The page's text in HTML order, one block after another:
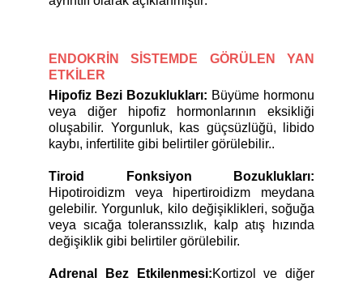
ENDOKRİN SİSTEMDE GÖRÜLEN YAN
ETKİLER
Hipofiz Bezi Bozuklukları: Büyüme hormonu
veya diğer hipofiz hormonlarının eksikliği
oluşabilir. Yorgunluk, kas güçsüzlüğü, libido
kaybı, infertilite gibi belirtiler görülebilir..
Tiroid Fonksiyon Bozuklukları:
Hipotiroidizm veya hipertiroidizm meydana
gelebilir. Yorgunluk, kilo değişiklikleri, soğuğa
veya sıcağa toleranssızlık, kalp atış hızında
değişiklik gibi belirtiler görülebilir.
Adrenal Bez Etkilenmesi:Kortizol ve diğer